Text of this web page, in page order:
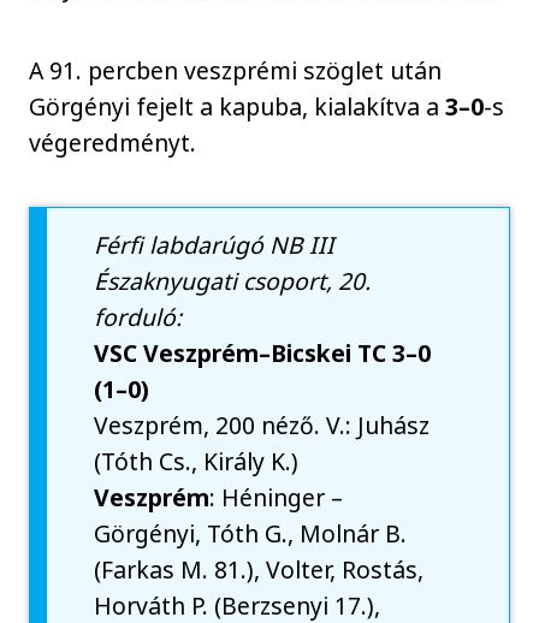
A 91. percben veszprémi szöglet után
Görgényi fejelt a kapuba, kialakítva a 3–0-s
végeredményt.
Férfi labdarúgó NB III
Északnyugati csoport, 20.
forduló:
VSC Veszprém–Bicskei TC 3–0
(1–0)
Veszprém, 200 néző. V.: Juhász
(Tóth Cs., Király K.)
Veszprém: Héninger –
Görgényi, Tóth G., Molnár B.
(Farkas M. 81.), Volter, Rostás,
Horváth P. (Berzsenyi 17.),